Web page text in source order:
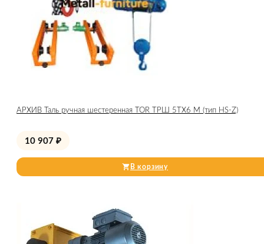
АРХИВ Таль ручная шестеренная TOR ТРШ 5ТХ6 М (тип HS-Z)
10 907 ₽
В корзину